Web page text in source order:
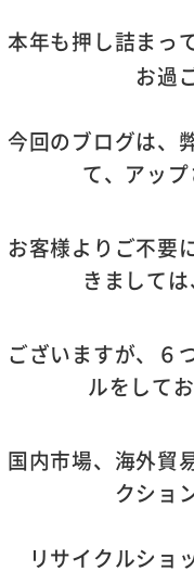
本年も押し詰まっ
お過
今回のブログは、
て、アップ
お客様よりご不要
きまして
ございますが、６
ルをして
国内市場、海外貿
クショ
リサイクルショ